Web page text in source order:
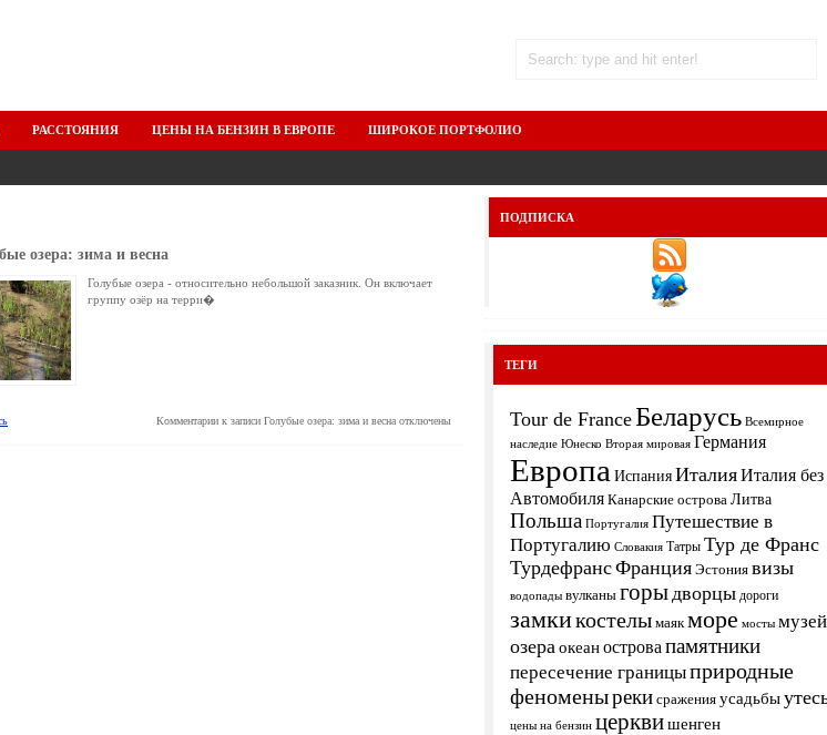
РАССТОЯНИЯ ЦЕНЫ НА БЕНЗИН В ЕВРОПЕ ШИРОКОЕ ПОРТФОЛИО
озера: зима и весна
Голубые озера - относительно небольшой заказник. Он включает
группу озёр на терри�
Комментарии к записи Голубые озера: зима и весна отключены
ПОДПИСКА
ТЕГИ
Tour de France Беларусь Всемирное
наследие Юнеско Вторая мировая Германия
Европа ИспанияИталияИталия без
Автомобиля Канарские острова Литва
Польша Португалия Путешествие в
Португалию Словакия Татры Тур де Франс
ТурдефрансФранция Эстония визы
водопады вулканы горыдворцы дороги
замкикостелы маяк море мосты музей
озераокеанострова памятники
пересечение границыприродные
феноменыреки сражения усадьбы
цены на бензин церквишенген